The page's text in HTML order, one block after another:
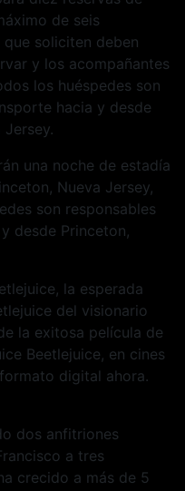
de seis
que soliciten deben
y los acompañantes
los huéspedes son
hacia y desde
una noche de estadía
Nueva Jersey,
son responsables
desde Princeton,
la esperada
del visionario
la exitosa película de
Beetlejuice, en cines
digital ahora.
dos anfitriones
a tres
crecido a más de 5